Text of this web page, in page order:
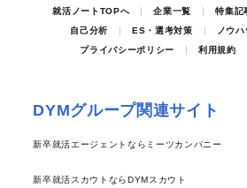
就活ノートTOPへ 企業一覧 特集記
自己分析
ES・選考対策 ノウハ
プライバシーポリシー
利用規約
DYMグループ関連サイト
新卒就活エージェントならミーツカンパニー
新卒就活スカウトならDYMスカウト